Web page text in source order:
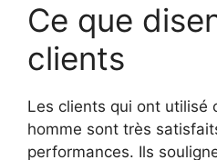
Ce que
clients
Les clients qui ont utilisé
homme sont très
performances. Ils